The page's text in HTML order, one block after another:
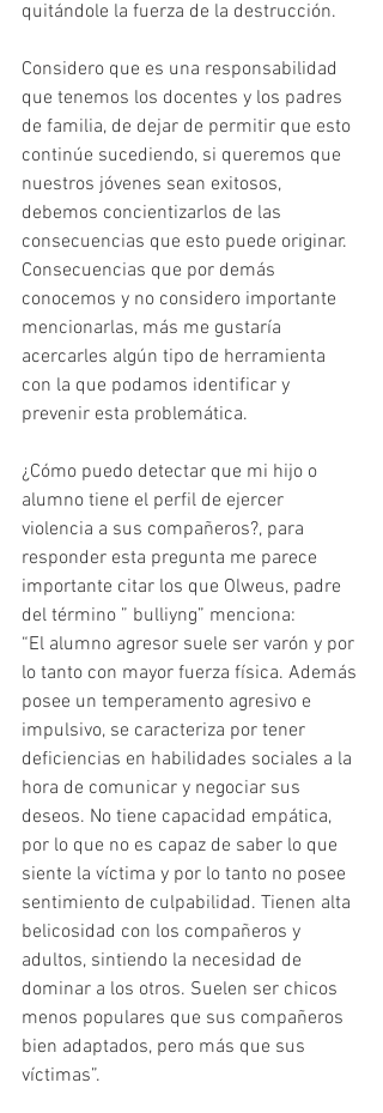
quitándole la fuerza de la destrucción.
Considero que es una responsabilidad
que tenemos los docentes y los padres
de familia, de dejar de permitir que esto
continúe sucediendo, si queremos que
nuestros jóvenes sean exitosos,
debemos concientizarlos de las
consecuencias que esto puede originar.
Consecuencias que por demás
conocemos y no considero importante
mencionarlas, más me gustaría
acercarles algún tipo de herramienta
con la que podamos identificar y
prevenir esta problemática.
¿Cómo puedo detectar que mi hijo o
alumno tiene el perfil de ejercer
violencia a sus compañeros?, para
responder esta pregunta me parece
importante citar los que Olweus, padre
del término ” bulliyng” menciona:
“El alumno agresor suele ser varón y por
lo tanto con mayor fuerza física. Además
posee un temperamento agresivo e
impulsivo, se caracteriza por tener
deficiencias en habilidades sociales a la
hora de comunicar y negociar sus
deseos. No tiene capacidad empática,
por lo que no es capaz de saber lo que
siente la víctima y por lo tanto no posee
sentimiento de culpabilidad. Tienen alta
belicosidad con los compañeros y
adultos, sintiendo la necesidad de
dominar a los otros. Suelen ser chicos
menos populares que sus compañeros
bien adaptados, pero más que sus
víctimas”.